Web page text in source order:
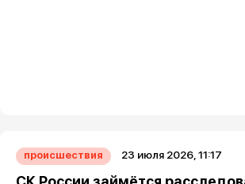
происшествия 23 июля 2026, 11:17